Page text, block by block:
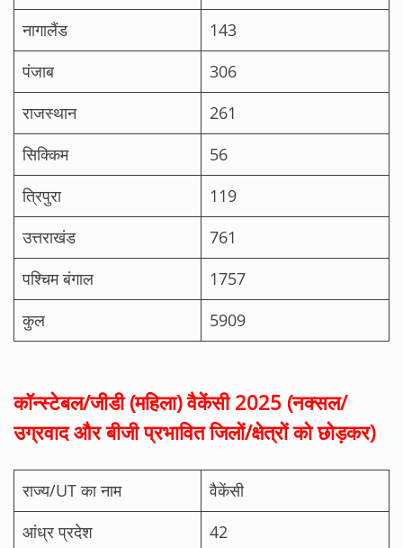
नागालैंड
143
पंजाब
306
राजस्थान
261
सिक्किम
56
त्रिपुरा
119
उत्तराखंड
761
पश्चिम बंगाल
1757
कुल
5909
कॉन्स्टेबल/जीडी (महिला) वैकेंसी 2025 (नक्सल/
उग्रवाद और बीजी प्रभावित जिलों/क्षेत्रों को छोड़कर)
राज्य/UT का नाम
वैकेंसी
आंध्र प्रदेश
42